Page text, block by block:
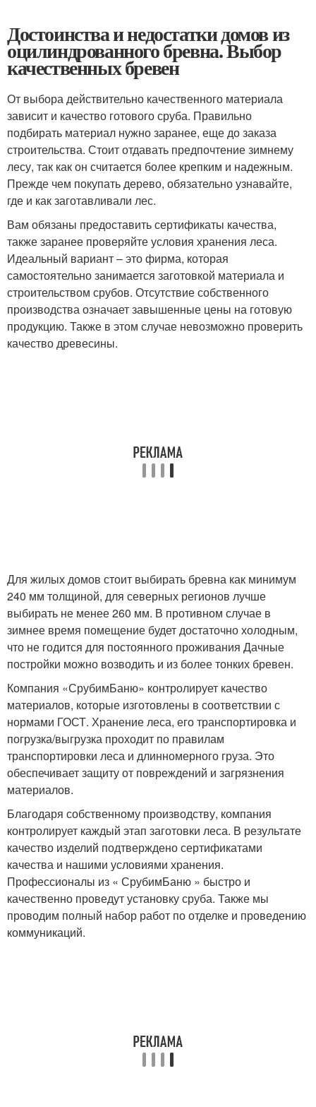
Достоинства и недостатки домов из
оцилиндрованного бревна. Выбор
качественных бревен
От выбора действительно качественного материала
зависит и качество готового сруба. Правильно
подбирать материал нужно заранее, еще до заказа
строительства. Стоит отдавать предпочтение зимнему
лесу, так как он считается более крепким и надежным.
Прежде чем покупать дерево, обязательно узнавайте,
где и как заготавливали лес.
Вам обязаны предоставить сертификаты качества,
также заранее проверяйте условия хранения леса.
Идеальный вариант – это фирма, которая
самостоятельно занимается заготовкой материала и
строительством срубов. Отсутствие собственного
производства означает завышенные цены на готовую
продукцию. Также в этом случае невозможно проверить
качество древесины.
Для жилых домов стоит выбирать бревна как минимум
240 мм толщиной, для северных регионов лучше
выбирать не менее 260 мм. В противном случае в
зимнее время помещение будет достаточно холодным,
что не годится для постоянного проживания Дачные
постройки можно возводить и из более тонких бревен.
Компания «СрубимБаню» контролирует качество
материалов, которые изготовлены в соответствии с
нормами ГОСТ. Хранение леса, его транспортировка и
погрузка/выгрузка проходит по правилам
транспортировки леса и длинномерного груза. Это
обеспечивает защиту от повреждений и загрязнения
материалов.
Благодаря собственному производству, компания
контролирует каждый этап заготовки леса. В результате
качество изделий подтверждено сертификатами
качества и нашими условиями хранения.
Профессионалы из « СрубимБаню » быстро и
качественно проведут установку сруба. Также мы
проводим полный набор работ по отделке и проведению
коммуникаций.